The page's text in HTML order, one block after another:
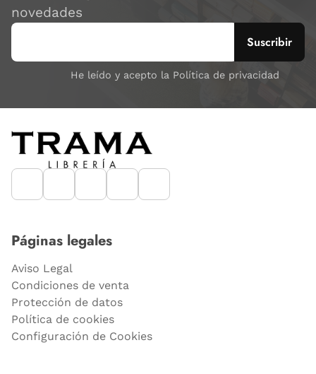
novedades
He leído y acepto la Política de privacidad
Páginas legales
Aviso Legal
Condiciones de venta
Protección de datos
Política de cookies
Configuración de Cookies